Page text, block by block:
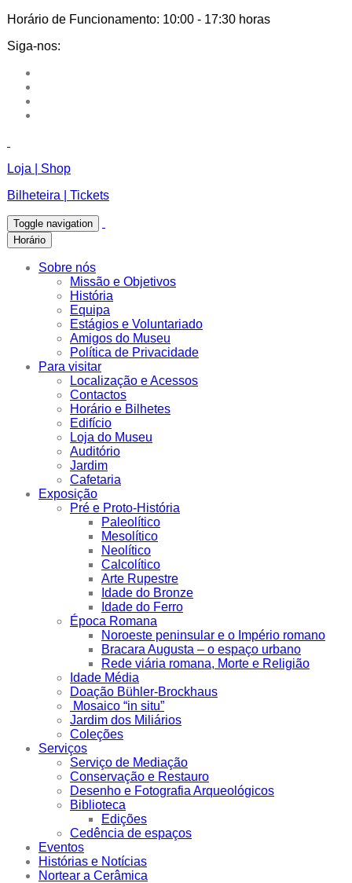
Horário de Funcionamento: 10:00 - 17:30 horas
Siga-nos:
Loja | Shop
Bilheteira | Tickets
Toggle navigation
Horário
Sobre nós
Missão e Objetivos
História
Equipa
Estágios e Voluntariado
Amigos do Museu
Política de Privacidade
Para visitar
Localização e Acessos
Contactos
Horário e Bilhetes
Edifício
Loja do Museu
Auditório
Jardim
Cafetaria
Exposição
Pré e Proto-História
Paleolítico
Mesolítico
Neolítico
Calcolítico
Arte Rupestre
Idade do Bronze
Idade do Ferro
Época Romana
Noroeste peninsular e o Império romano
Bracara Augusta – o espaço urbano
Rede viária romana, Morte e Religião
Idade Média
Doação Bühler-Brockhaus
Mosaico “in situ”
Jardim dos Miliários
Coleções
Serviços
Serviço de Mediação
Conservação e Restauro
Desenho e Fotografia Arqueológicos
Biblioteca
Edições
Cedência de espaços
Eventos
Histórias e Notícias
Nortear a Cerâmica